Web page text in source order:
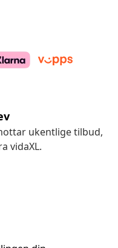
ukentlige tilbud,
vidaXL.